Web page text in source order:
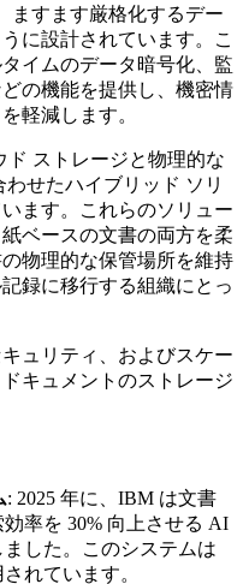
ますます厳格化するデー
に設計されています。こ
イムのデータ暗号化、監
の機能を提供し、機密情
軽減します。
ド ストレージと物理的な
せたハイブリッド ソリ
ます。これらのソリュー
ベースの文書の両方を柔
物理的な保管場所を維持
録に移行する組織にとっ
ュリティ、およびスケー
キュメントのストレージ
: 2025 年に、IBM は文書
率を 30% 向上させる AI
した。このシステムは
れています。